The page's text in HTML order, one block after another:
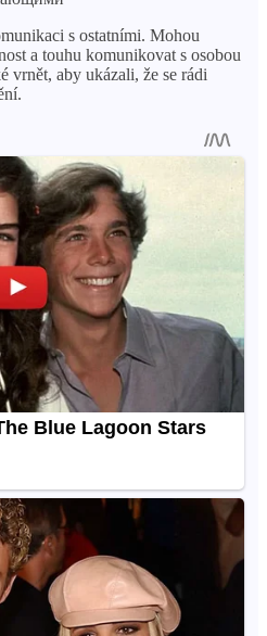
s ostatními. Mohou
a touhu komunikovat s osobou
vrnět, aby ukázali, že se rádi